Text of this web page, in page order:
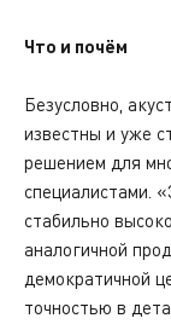
Что и почём
Безусловно,
известны и уже
решением для
специалистами.
стабильно
аналогичной
демократичной
точностью в